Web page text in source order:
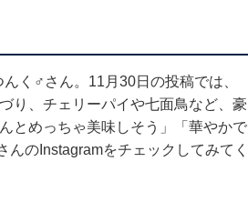
く♂さん。11月30日の投稿では、
り、チェリーパイや七面鳥など、豪
とめっちゃ美味しそう」「華やかで
のInstagramをチェックしてみてく